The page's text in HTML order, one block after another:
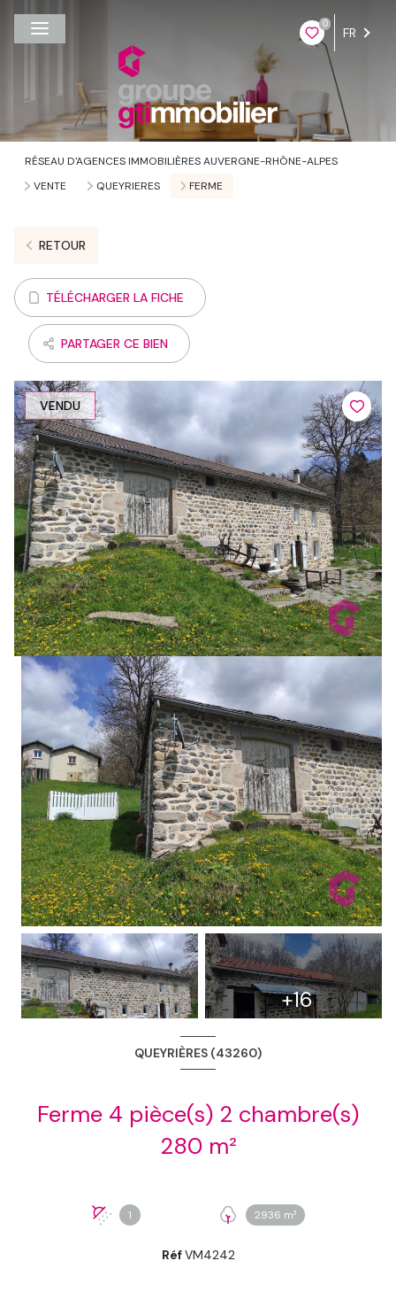
0
FR
RÉSEAU D'AGENCES IMMOBILIÈRES AUVERGNE-RHÔNE-ALPES
VENTE
QUEYRIERES FERME
RETOUR
TÉLÉCHARGER LA FICHE
PARTAGER CE BIEN
VENDU
+16
QUEYRIÈRES (43260)
Ferme 4 pièce(s) 2 chambre(s)
280 m²
1 2936 m²
RéfVM4242